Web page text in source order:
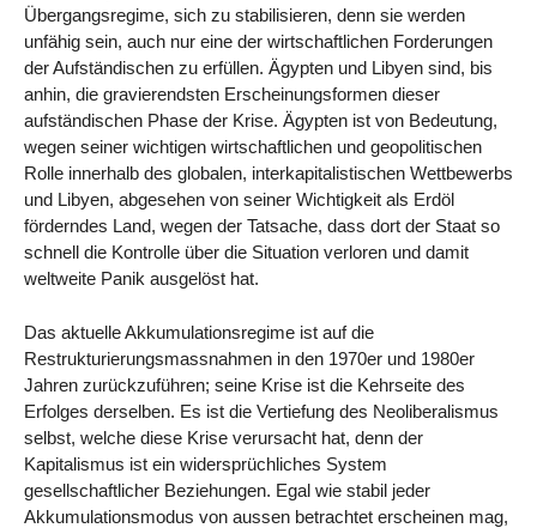
Übergangsregime, sich zu stabilisieren, denn sie werden
unfähig sein, auch nur eine der wirtschaftlichen Forderungen
der Aufständischen zu erfüllen. Ägypten und Libyen sind, bis
anhin, die gravierendsten Erscheinungsformen dieser
aufständischen Phase der Krise. Ägypten ist von Bedeutung,
wegen seiner wichtigen wirtschaftlichen und geopolitischen
Rolle innerhalb des globalen, interkapitalistischen Wettbewerbs
und Libyen, abgesehen von seiner Wichtigkeit als Erdöl
förderndes Land, wegen der Tatsache, dass dort der Staat so
schnell die Kontrolle über die Situation verloren und damit
weltweite Panik ausgelöst hat.
Das aktuelle Akkumulationsregime ist auf die
Restrukturierungsmassnahmen in den 1970er und 1980er
Jahren zurückzuführen; seine Krise ist die Kehrseite des
Erfolges derselben. Es ist die Vertiefung des Neoliberalismus
selbst, welche diese Krise verursacht hat, denn der
Kapitalismus ist ein widersprüchliches System
gesellschaftlicher Beziehungen. Egal wie stabil jeder
Akkumulationsmodus von aussen betrachtet erscheinen mag,